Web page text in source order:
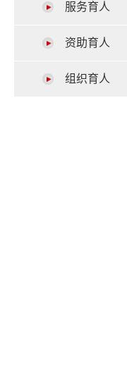
服务育人
资助育人
组织育人